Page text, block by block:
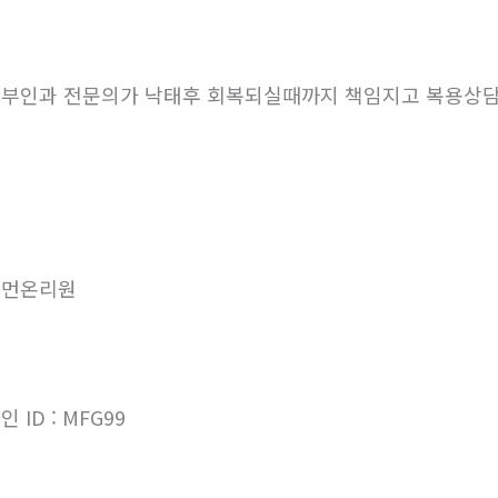
인과 전문의가 낙태후 회복되실때까지 책임지고 복용상
온리원
ID : MFG99